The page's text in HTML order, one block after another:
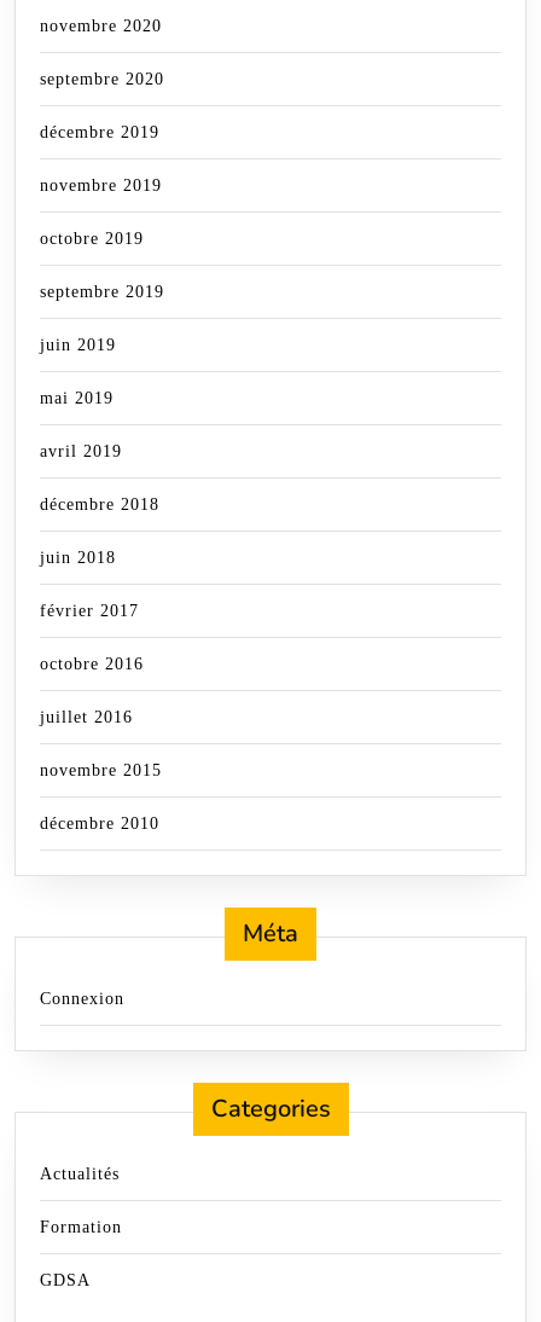
novembre 2020
septembre 2020
décembre 2019
novembre 2019
octobre 2019
septembre 2019
juin 2019
mai 2019
avril 2019
décembre 2018
juin 2018
février 2017
octobre 2016
juillet 2016
novembre 2015
décembre 2010
Méta
Connexion
Categories
Actualités
Formation
GDSA